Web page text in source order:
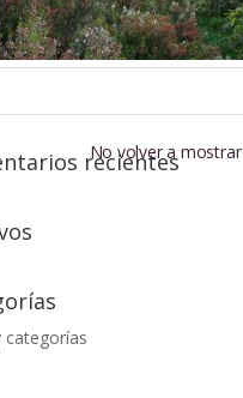
recientes
categorías
No volver a mostrar